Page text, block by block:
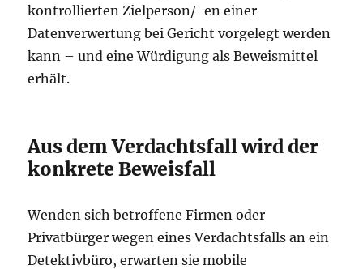
kontrollierten Zielperson/-en einer
Datenverwertung bei Gericht vorgelegt werden
kann – und eine Würdigung als Beweismittel
erhält.
Aus dem Verdachtsfall wird der
konkrete Beweisfall
Wenden sich betroffene Firmen oder
Privatbürger wegen eines Verdachtsfalls an ein
Detektivbüro, erwarten sie mobile